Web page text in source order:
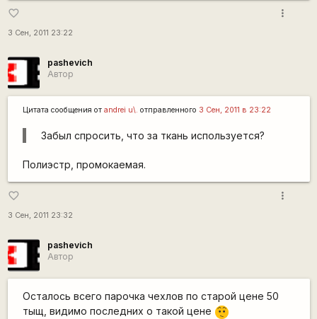
favorite_border
3 Сен, 2011 23:22
more_vert
pashevich
Автор
Цитата сообщения от andrei u\. отправленного 3 Сен, 2011 в 23:22
Забыл спросить, что за ткань используется?
Полиэстр, промокаемая.
favorite_border
3 Сен, 2011 23:32
more_vert
pashevich
Автор
Осталось всего парочка чехлов по старой цене 50
тыщ, видимо последних о такой цене :-/